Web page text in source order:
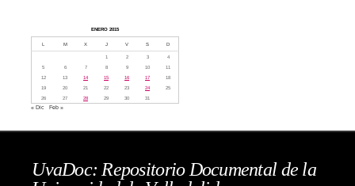
ENERO 2015
L M X J V S D
1 2 3
4
5
6 7 8 9 10
11
12
13 14 15 16 17
18
19
20 21 22 23 24
25
26
27 28 29 30 31
« Dic Feb »
UvaDoc: Repositorio Documental de la